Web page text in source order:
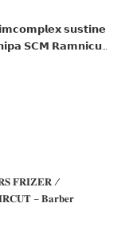
𝘀𝘂𝘀𝘁𝗶𝗻𝗲
𝗦𝗖𝗠 𝗥𝗮𝗺𝗻𝗶𝗰𝘂
𝐅𝐑𝐈𝐙𝐄𝐑 /
– 𝐁𝐚𝐫𝐛𝐞𝐫